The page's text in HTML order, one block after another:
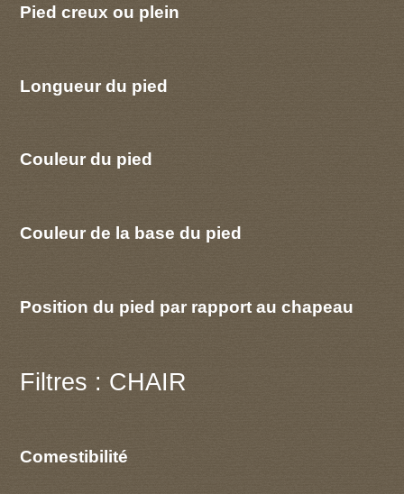
Pied creux ou plein
Longueur du pied
Couleur du pied
Couleur de la base du pied
Position du pied par rapport au chapeau
Filtres : CHAIR
Comestibilité